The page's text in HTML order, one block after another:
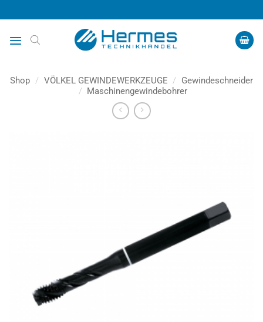
Inhalt
springen
Shop / VÖLKEL GEWINDEWERKZEUGE /
Gewindeschneider
/ Maschinengewindebohrer